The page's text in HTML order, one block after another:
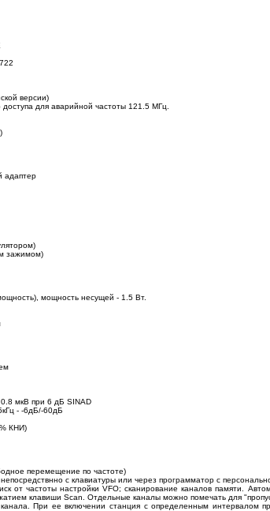
версии)
для аварийной частоты 121.5 МГц.
адаптер
зажимом)
мощность несущей - 1.5 Вт.
0.8 мкВ при 6 дБ SINAD
- -6дБ/-60дБ
КНИ)
перемещение по частоте)
с клавиатуры или через программатор с
от частоты настройки VFO; сканирование каналов памяти.
клавиши Scan. Отдельные каналы можно помечать для
канала. При ее включении станция с определенным